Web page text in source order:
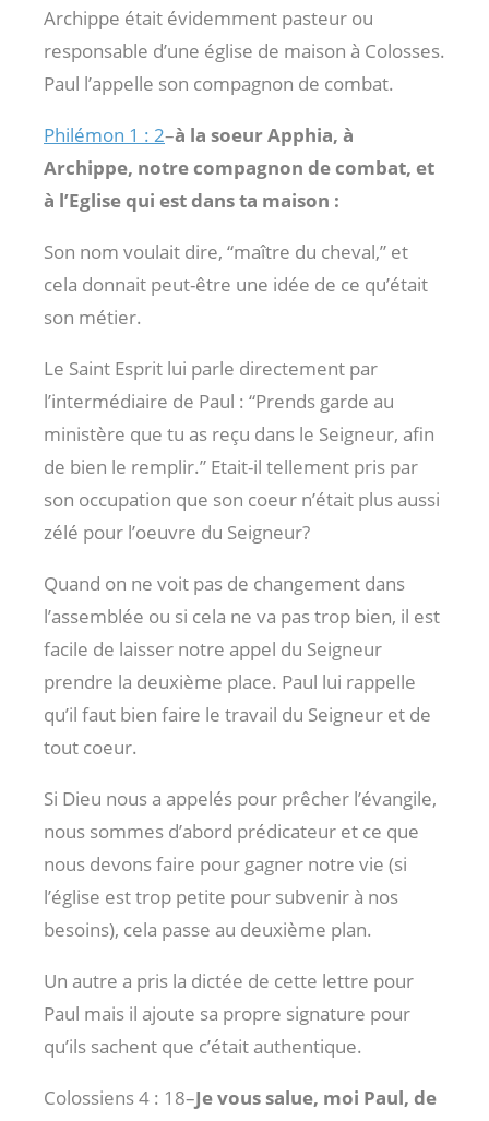
Archippe était évidemment pasteur ou
responsable d’une église de maison à Colosses.
Paul l’appelle son compagnon de combat.
Philémon 1 : 2–à la soeur Apphia, à
Archippe, notre compagnon de combat, et
à l’Eglise qui est dans ta maison :
Son nom voulait dire, “maître du cheval,” et
cela donnait peut-être une idée de ce qu’était
son métier.
Le Saint Esprit lui parle directement par
l’intermédiaire de Paul : “Prends garde au
ministère que tu as reçu dans le Seigneur, afin
de bien le remplir.” Etait-il tellement pris par
son occupation que son coeur n’était plus aussi
zélé pour l’oeuvre du Seigneur?
Quand on ne voit pas de changement dans
l’assemblée ou si cela ne va pas trop bien, il est
facile de laisser notre appel du Seigneur
prendre la deuxième place. Paul lui rappelle
qu’il faut bien faire le travail du Seigneur et de
tout coeur.
Si Dieu nous a appelés pour prêcher l’évangile,
nous sommes d’abord prédicateur et ce que
nous devons faire pour gagner notre vie (si
l’église est trop petite pour subvenir à nos
besoins), cela passe au deuxième plan.
Un autre a pris la dictée de cette lettre pour
Paul mais il ajoute sa propre signature pour
qu’ils sachent que c’était authentique.
Colossiens 4 : 18–Je vous salue, moi Paul, de